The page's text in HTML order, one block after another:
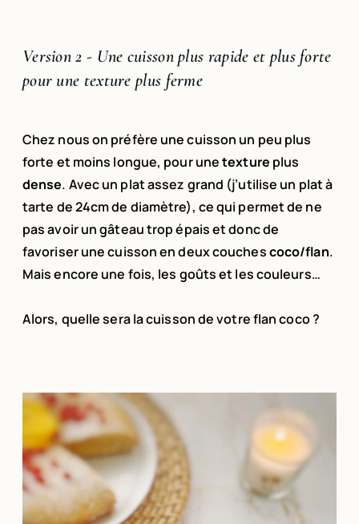
Version 2 - Une cuisson plus rapide et plus forte
pour une texture plus ferme
Chez nous on préfère une cuisson un peu plus
forte et moins longue, pour unetexture plus
dense. Avec un plat assez grand (j’utilise un plat à
tarte de 24cm de diamètre), ce qui permet de ne
pas avoir un gâteau trop épais et donc de
favoriser une cuisson en deux couchescoco/flan.
Mais encore une fois, les goûts et les couleurs…
Alors, quelle sera la cuisson de votre flan coco ?